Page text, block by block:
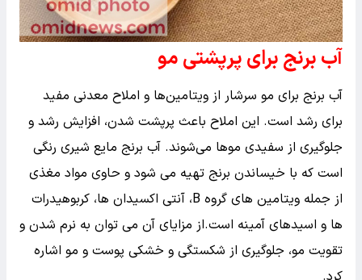
آب برنج برای پرپشتی مو
آب برنج برای مو سرشار از ویتامین‌ها و املاح معدنی مفید
برای رشد است. این املاح باعث پرپشت شدن، افزایش رشد و
جلوگیری از سفیدی موها می‌شوند. آب برنج مایع شیری رنگی
است که با خیساندن برنج تهیه می شود و حاوی مواد مغذی
از جمله ویتامین های گروه B، آنتی اکسیدان ها، کربوهیدرات
ها و اسیدهای آمینه است.از مزایای آن می توان به نرم شدن و
تقویت مو، جلوگیری از شکستگی و خشکی پوست و مو اشاره